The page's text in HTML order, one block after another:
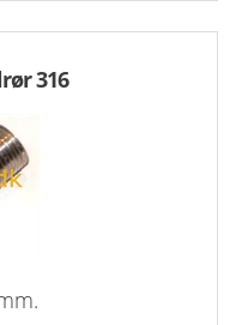
316